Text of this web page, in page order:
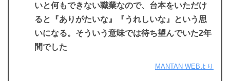
いと何もできない職業なので、台本をいただけ
ると『ありがたいな』『うれしいな』という思
いになる。そういう意味では待ち望んでいた2年
間でした
MANTAN WEBより